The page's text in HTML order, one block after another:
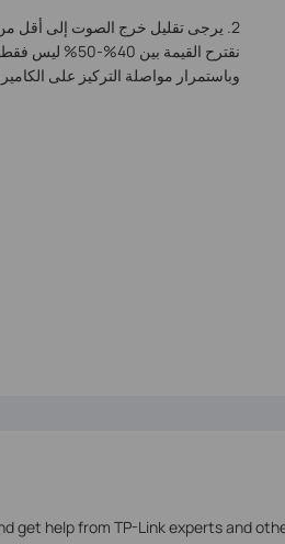
نقترح القيمة
وباستمرار مواصلة التركيز على
get help from TP-Link experts and